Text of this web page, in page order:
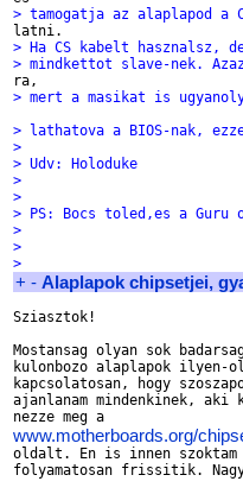
> tamogatja az alaplapod a
> Ha CS kabelt hasznalsz,
> mindkettot slave-nek.
> mert a masikat is
> lathatova a BIOS-nak,
>
> Udv: Holoduke
>
>
> PS: Bocs toled,es a
>
>
>
+ - Alaplapok chipsetjei,
Sziasztok!
Mostansag olyan sok
kulonbozo alaplapok ilyen-
kapcsolatosan, hogy
ajanlanam mindenkinek, aki
www.motherboards.org/
oldalt. En is innen szoktam
folyamatosan frissitik.